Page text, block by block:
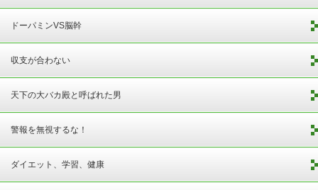
ドーパミンVS脳幹
収支が合わない
天下の大バカ殿と呼ばれた男
警報を無視するな！
ダイエット、学習、健康